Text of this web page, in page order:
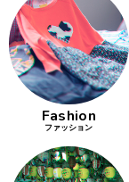
阪
の文
化
とは応援
立ったら
Fashion
ファッション